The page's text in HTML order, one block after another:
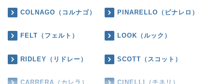
COLNAGO（コルナゴ） PINARELLO（ピナレロ）
FELT（フェルト） LOOK（ルック）
RIDLEY（リドレー） SCOTT（スコット）
CARRERA（カレラ） CINELLI（チネリ）